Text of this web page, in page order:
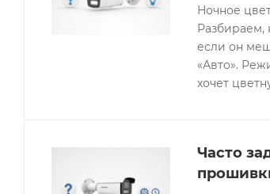
Ночное
Разбираем,
если он
«Авто».
хочет
Часто